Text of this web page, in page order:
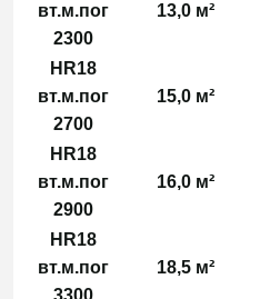
вт.м.пог
2300
13,0 м²
HR18
вт.м.пог
2700
15,0 м²
HR18
вт.м.пог
2900
16,0 м²
HR18
вт.м.пог
3300
18,5 м²